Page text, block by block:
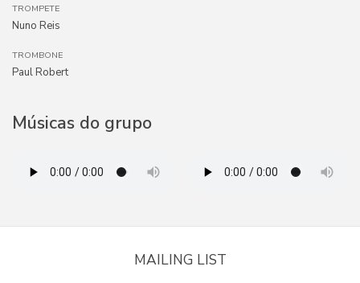
TROMPETE
Nuno Reis
TROMBONE
Paul Robert
Músicas do grupo
MAILING LIST